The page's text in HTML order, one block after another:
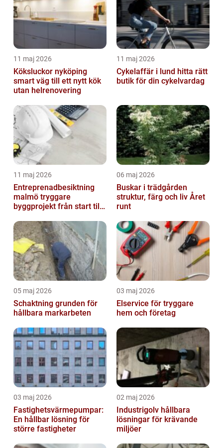
11 maj 2026
Köksluckor nyköping
smart väg till ett nytt kök
utan helrenovering
11 maj 2026
Cykelaffär i lund hitta rätt
butik för din cykelvardag
11 maj 2026
Entreprenadbesiktning
malmö tryggare
byggprojekt från start till
06 maj 2026
Buskar i trädgården
struktur, färg och liv Året
runt
05 maj 2026
Schaktning grunden för
hållbara markarbeten
03 maj 2026
Elservice för tryggare
hem och företag
03 maj 2026
Fastighetsvärmepumpar:
En hållbar lösning för
större fastigheter
02 maj 2026
Industrigolv hållbara
lösningar för krävande
miljöer